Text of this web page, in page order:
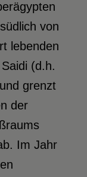
von
lebenden
(d.h.
grenzt
der
Im Jahr